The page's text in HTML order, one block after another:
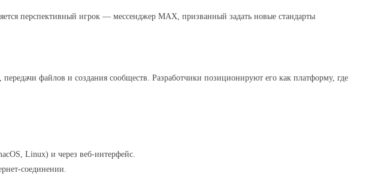
перспективный игрок — мессенджер MAX, призванный задать новые стандарты
файлов и создания сообществ. Разработчики позиционируют его как платформу, где
Linux) и через веб‑интерфейс.